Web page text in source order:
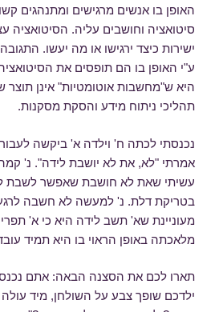
האופן בו אנשים מרגישים ומתנהגים
סיטואציה וחושבים עליה. הסיטואציה
ישירות כיצד ירגישו או מה יעשו.
ע"י האופן בו הם תופסים את
היא ש"מחשבות אוטומטיות" אינן
תהליכי ניתוח מידע והסקת מסקנות.
נכנסתי לכתה ח' וילדה א' ביקשה לעבור
אמרתי "לא, את לא יושבת לידה". נ'
עשיתי שאת לא חושבת שאפשר לשבת
בטריקת דלת. נ' למעשה לא חשבה
מעוניינת שא' תשב לידה היא כי א'
מלאכתה באופן הראוי בו היא תמיד
תארו לכם את הסצנה הבאה: אתם
ילדכם שופך צבע על השולחן, מיד